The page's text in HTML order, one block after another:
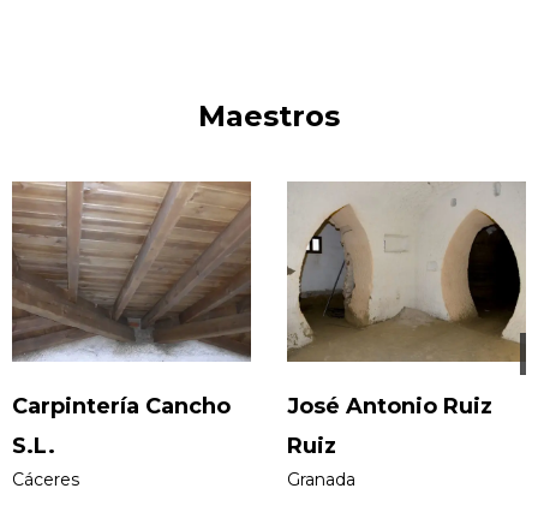
Maestros
Carpintería Cancho
S.L.
Cáceres
José Antonio Ruiz
Ruiz
Granada